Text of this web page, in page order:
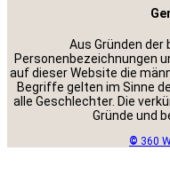
Aus Gründen der
Personenbezeichnungen
auf dieser Website die
Begriffe gelten im Sinne
alle Geschlechter. Die
Gründe und
© 360